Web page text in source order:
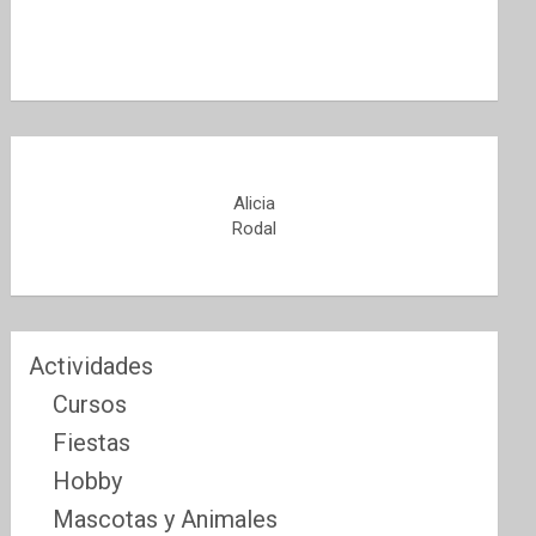
Alicia
Rodal
Actividades
Cursos
Fiestas
Hobby
Mascotas y Animales